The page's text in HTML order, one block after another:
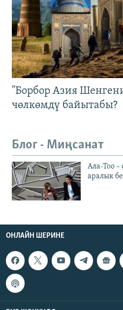
"Борбор Азия
чөлкөмдү байытабы?
Блог - Миңсанат
Ала-Тоо
аралык
ОНЛАЙН ШЕРИНЕ